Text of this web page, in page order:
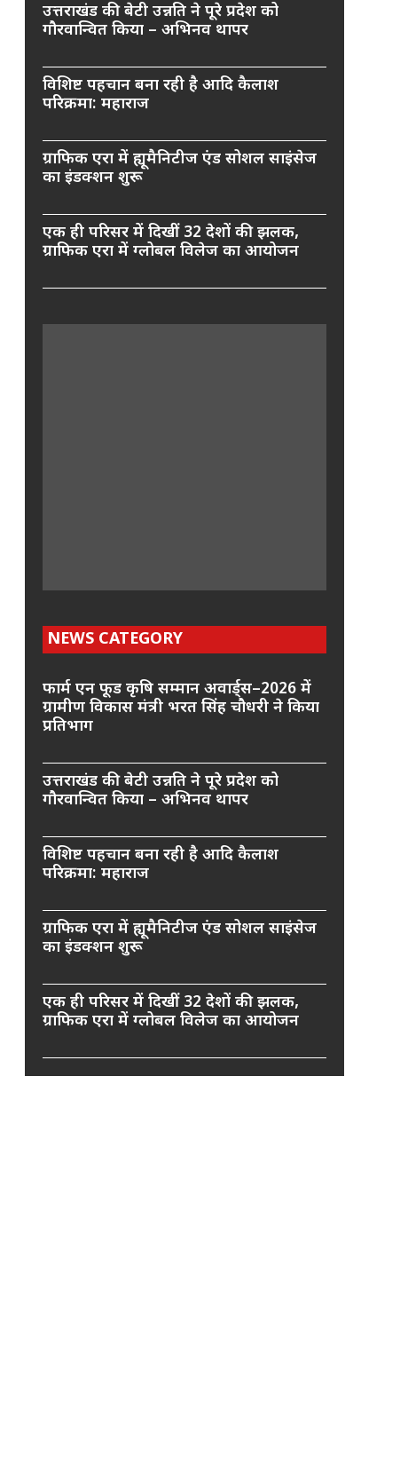
उत्तराखंड की बेटी उन्नति ने पूरे प्रदेश को
गौरवान्वित किया – अभिनव थापर
विशिष्ट पहचान बना रही है आदि कैलाश
परिक्रमा: महाराज
ग्राफिक एरा में ह्यूमैनिटीज एंड सोशल साइंसेज
का इंडक्शन शुरू
एक ही परिसर में दिखीं 32 देशों की झलक,
ग्राफिक एरा में ग्लोबल विलेज का आयोजन
NEWS CATEGORY
फार्म एन फूड कृषि सम्मान अवार्ड्स–2026 में
ग्रामीण विकास मंत्री भरत सिंह चौधरी ने किया
प्रतिभाग
उत्तराखंड की बेटी उन्नति ने पूरे प्रदेश को
गौरवान्वित किया – अभिनव थापर
विशिष्ट पहचान बना रही है आदि कैलाश
परिक्रमा: महाराज
ग्राफिक एरा में ह्यूमैनिटीज एंड सोशल साइंसेज
का इंडक्शन शुरू
एक ही परिसर में दिखीं 32 देशों की झलक,
ग्राफिक एरा में ग्लोबल विलेज का आयोजन